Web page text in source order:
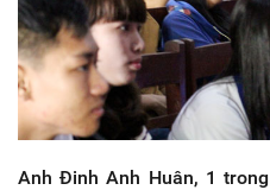
Anh Đinh Anh Huân, 1